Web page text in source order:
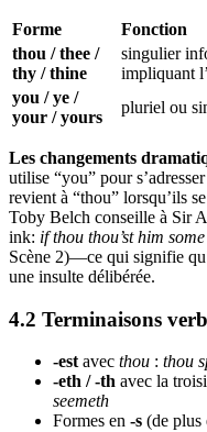
Forme Fonction
thou / thee /
thy / thine
singulier
impliquant
you / ye /
your / yours
pluriel ou
Les changements
utilise “you” pour
revient à “thou” lorsqu’ils
Toby Belch conseille à Sir
ink: if thou thou’st him
Scène 2)—ce qui signifie
une insulte délibérée.
4.2 Terminaisons
-est avec thou : thou
-eth / -th avec la
seemeth
Formes en -s (de plus